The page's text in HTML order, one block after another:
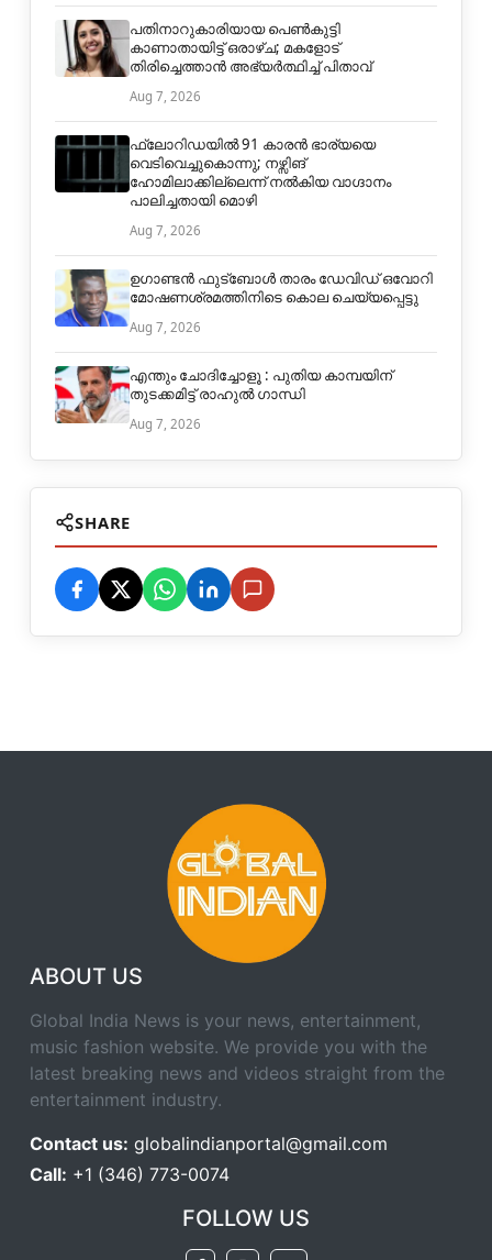
പതിനാറുകാരിയായ പെൺകുട്ടി
കാണാതായിട്ട് ഒരാഴ്ച; മകളോട്
തിരിച്ചെത്താൻ അഭ്യർത്ഥിച്ച് പിതാവ്
Aug 7, 2026
ഫ്ലോറിഡയിൽ 91 കാരൻ ഭാര്യയെ
വെടിവെച്ചുകൊന്നു; നഴ്സിങ്
ഹോമിലാക്കില്ലെന്ന് നൽകിയ വാഗ്ദാനം
പാലിച്ചതായി മൊഴി
Aug 7, 2026
ഉഗാണ്ടൻ ഫുട്ബോൾ താരം ഡേവിഡ് ഒവോറി
മോഷണശ്രമത്തിനിടെ കൊല ചെയ്യപ്പെട്ടു
Aug 7, 2026
എന്തും ചോദിച്ചോളൂ : പുതിയ കാമ്പയിന്
തുടക്കമിട്ട് രാഹുല്‍ ഗാന്ധി
Aug 7, 2026
SHARE
ABOUT US
Global India News is your news, entertainment,
music fashion website. We provide you with the
latest breaking news and videos straight from the
entertainment industry.
Contact us: globalindianportal@gmail.com
Call: +1 (346) 773-0074
FOLLOW US